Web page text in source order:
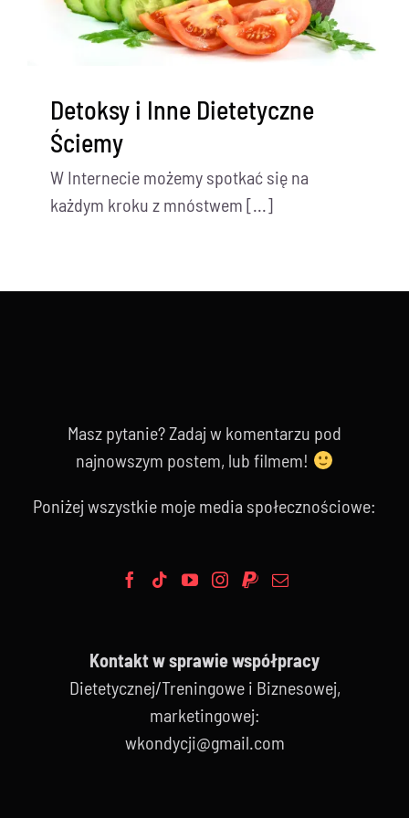
Detoksy i Inne Dietetyczne
Ściemy
W Internecie możemy spotkać się na
każdym kroku z mnóstwem [...]
Masz pytanie? Zadaj w komentarzu pod
najnowszym postem, lub filmem!
Poniżej wszystkie moje media społecznościowe:
Kontakt w sprawie współpracy
Dietetycznej/Treningowe i Biznesowej,
marketingowej:
wkondycji@gmail.com